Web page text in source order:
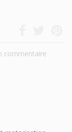
commentaire